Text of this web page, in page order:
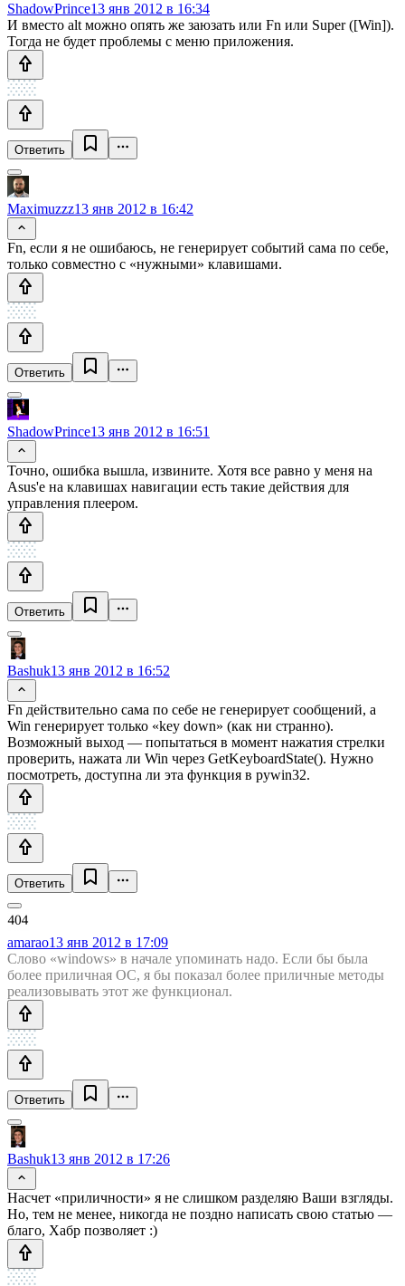
ShadowPrince13 янв 2012 в 16:34
И вместо alt можно опять же заюзать или Fn или Super ([Win]).
Тогда не будет проблемы с меню приложения.
Ответить
Maximuzzz13 янв 2012 в 16:42
Fn, если я не ошибаюсь, не генерирует событий сама по себе,
только совместно с «нужными» клавишами.
Ответить
ShadowPrince13 янв 2012 в 16:51
Точно, ошибка вышла, извините. Хотя все равно у меня на
Asus'е на клавишах навигации есть такие действия для
управления плеером.
Ответить
Bashuk13 янв 2012 в 16:52
Fn действительно сама по себе не генерирует сообщений, а
Win генерирует только «key down» (как ни странно).
Возможный выход — попытаться в момент нажатия стрелки
проверить, нажата ли Win через GetKeyboardState(). Нужно
посмотреть, доступна ли эта функция в pywin32.
Ответить
amarao13 янв 2012 в 17:09
Слово «windows» в начале упоминать надо. Если бы была
более приличная ОС, я бы показал более приличные методы
реализовывать этот же функционал.
Ответить
Bashuk13 янв 2012 в 17:26
Насчет «приличности» я не слишком разделяю Ваши взгляды.
Но, тем не менее, никогда не поздно написать свою статью —
благо, Хабр позволяет :)